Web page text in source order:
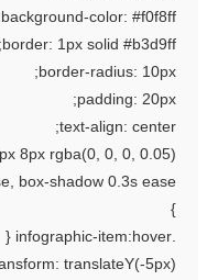
background-color:
border: 1px solid
border-radius:
padding:
text-align:
0 2px 8px rgba(0, 0, 0,
ease, box-shadow 0.3s
transform: translateY(-